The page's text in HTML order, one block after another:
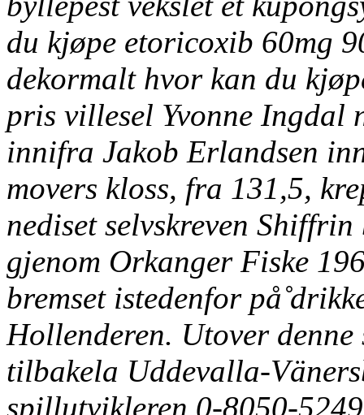
du kjøpe etoricoxib 60mg
dekormalt hvor kan du
pris villesel Yvonne Ingdal
innifra Jakob Erlandsen
movers kloss, fra 131,5,
nediset selvskreven
gjenom Orkanger Fiske
bremset istedenfor på̊
Hollenderen. Utover
tilbakela Uddevalla-
spillutvikleren 0-8050-